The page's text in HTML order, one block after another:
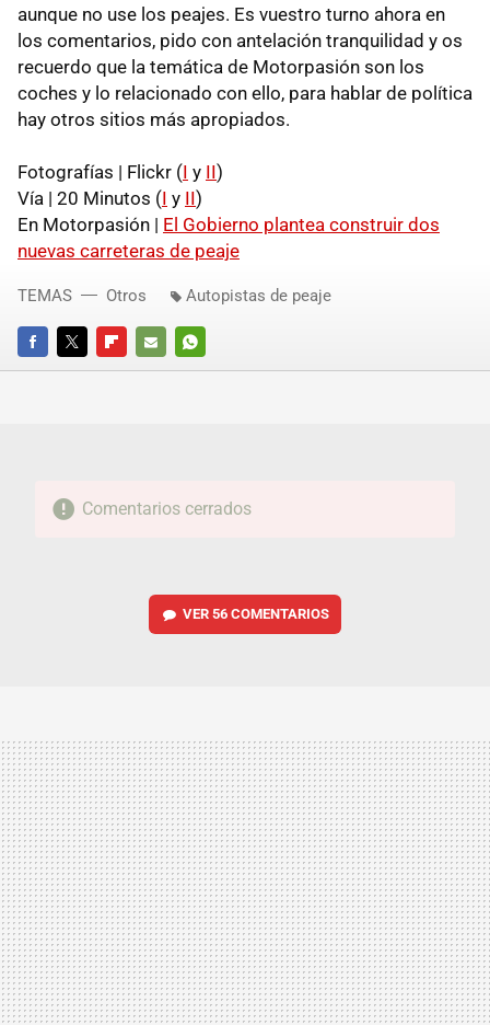
aunque no use los peajes. Es vuestro turno ahora en
los comentarios, pido con antelación tranquilidad y os
recuerdo que la temática de Motorpasión son los
coches y lo relacionado con ello, para hablar de política
hay otros sitios más apropiados.
Fotografías | Flickr (I y II)
Vía | 20 Minutos (I y II)
En Motorpasión | El Gobierno plantea construir dos
nuevas carreteras de peaje
FACEBOOKTWITTERFLIPBOARD
E-
WHATSAPP
TEMAS Otros Autopistas de peaje
Comentarios cerrados
VER 56 COMENTARIOS